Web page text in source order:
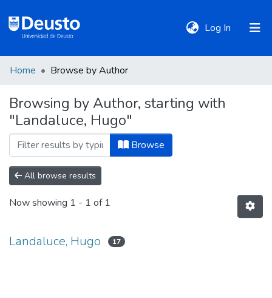
Log In (current)
Communities
&
Collections
All of DSpace
Home Browse by Author
Browsing by Author, starting with
"Landaluce, Hugo"
Browse
All browse results
Now showing 1 - 1 of 1
Landaluce, Hugo 17